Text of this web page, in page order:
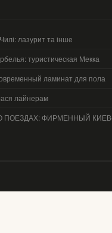
лазурит та інше
туристическая Мекка
ламинат для пола
лайнерам
ПОЕЗДАХ: ФИРМЕННЫЙ